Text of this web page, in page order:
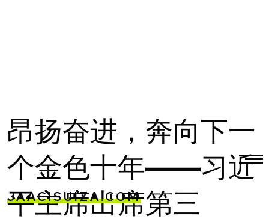
JAACISUIZA.COM
昂扬奋进，奔向下一
个金色十年——习近
平主席出席第三